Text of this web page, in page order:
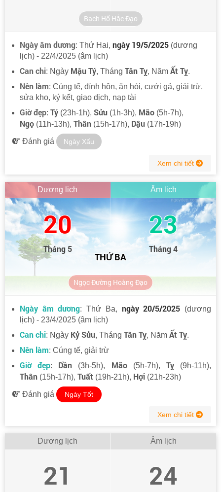
Bạch Hổ Hắc Đạo
Ngày âm dương: Thứ Hai, ngày 19/5/2025 (dương
lịch) - 22/4/2025 (âm lịch)
Can chi: Ngày Mậu Tý, Tháng Tân Tỵ, Năm Ất Tỵ.
Nên làm: Cúng tế, đính hôn, ăn hỏi, cưới gả, giải trừ,
sửa kho, ký kết, giao dịch, nạp tài
Giờ đẹp: Tý (23h-1h), Sửu (1h-3h), Mão (5h-7h),
Ngọ (11h-13h), Thân (15h-17h), Dậu (17h-19h)
Đánh giá Ngày Xấu
Xem chi tiết
Dương lịch
20
Tháng 5
Âm lịch
23
Tháng 4
THỨ BA
Ngọc Đường Hoàng Đạo
Ngày âm dương: Thứ Ba, ngày 20/5/2025 (dương
lịch) - 23/4/2025 (âm lịch)
Can chi: Ngày Kỷ Sửu, Tháng Tân Tỵ, Năm Ất Tỵ.
Nên làm: Cúng tế, giải trừ
Giờ đẹp: Dần (3h-5h), Mão(5h-7h), Tỵ(9h-11h),
Thân (15h-17h), Tuất (19h-21h), Hợi (21h-23h)
Đánh giá Ngày Tốt
Xem chi tiết
Dương lịch
21
Âm lịch
24